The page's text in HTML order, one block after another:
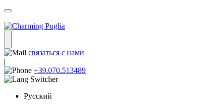
связаться с нами
|
+39.070.513489
Русский